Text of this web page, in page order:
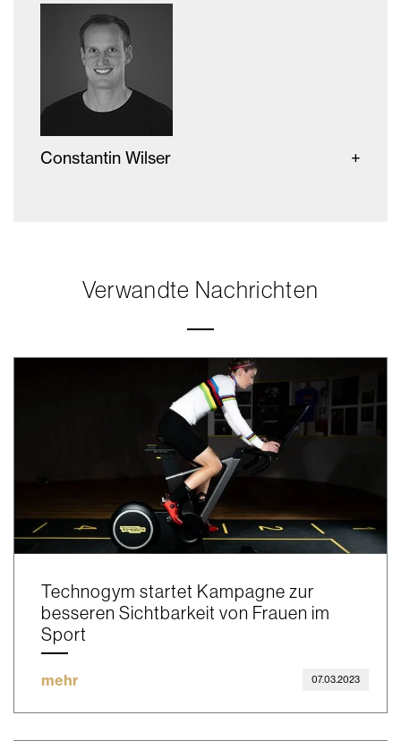
Constantin Wilser
Verwandte Nachrichten
Technogym startet Kampagne zur
besseren Sichtbarkeit von Frauen im
Sport
mehr 07.03.2023